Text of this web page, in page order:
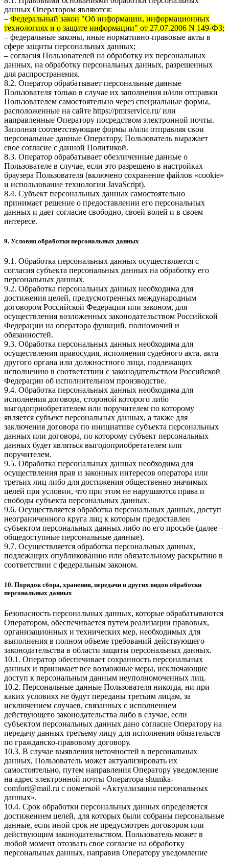
данных Оператором являются:
– Федеральный закон "Об информации, информационных
технологиях и о защите информации" от 27.07.2006 N 149-ФЗ;
– федеральные законы, иные нормативно-правовые акты в
сфере защиты персональных данных;
– согласия Пользователей на обработку их персональных
данных, на обработку персональных данных, разрешенных
для распространения.
8.2. Оператор обрабатывает персональные данные
Пользователя только в случае их заполнения и/или отправки
Пользователем самостоятельно через специальные формы,
расположенные на сайте https://pmrservice.ru/или
направленные Оператору посредством электронной почты.
Заполняя соответствующие формы и/или отправляя свои
персональные данные Оператору, Пользователь выражает
свое согласие с данной Политикой.
8.3. Оператор обрабатывает обезличенные данные о
Пользователе в случае, если это разрешено в настройках
браузера Пользователя (включено сохранение файлов «cookie»
и использование технологии JavaScript).
8.4. Субъект персональных данных самостоятельно
принимает решение о предоставлении его персональных
данных и дает согласие свободно, своей волей и в своем
интересе.
9. Условия обработки персональных данных
9.1. Обработка персональных данных осуществляется с
согласия субъекта персональных данных на обработку его
персональных данных.
9.2. Обработка персональных данных необходима для
достижения целей, предусмотренных международным
договором Российской Федерации или законом, для
осуществления возложенных законодательством Российской
Федерации на оператора функций, полномочий и
обязанностей.
9.3. Обработка персональных данных необходима для
осуществления правосудия, исполнения судебного акта, акта
другого органа или должностного лица, подлежащих
исполнению в соответствии с законодательством Российской
Федерации об исполнительном производстве.
9.4. Обработка персональных данных необходима для
исполнения договора, стороной которого либо
выгодоприобретателем или поручителем по которому
является субъект персональных данных, а также для
заключения договора по инициативе субъекта персональных
данных или договора, по которому субъект персональных
данных будет являться выгодоприобретателем или
поручителем.
9.5. Обработка персональных данных необходима для
осуществления прав и законных интересов оператора или
третьих лиц либо для достижения общественно значимых
целей при условии, что при этом не нарушаются права и
свободы субъекта персональных данных.
9.6. Осуществляется обработка персональных данных, доступ
неограниченного круга лиц к которым предоставлен
субъектом персональных данных либо по его просьбе (далее –
общедоступные персональные данные).
9.7. Осуществляется обработка персональных данных,
подлежащих опубликованию или обязательному раскрытию в
соответствии с федеральным законом.
10. Порядок сбора, хранения, передачи и других видов обработки
персональных данных
Безопасность персональных данных, которые обрабатываются
Оператором, обеспечивается путем реализации правовых,
организационных и технических мер, необходимых для
выполнения в полном объеме требований действующего
законодательства в области защиты персональных данных.
10.1. Оператор обеспечивает сохранность персональных
данных и принимает все возможные меры, исключающие
доступ к персональным данным неуполномоченных лиц.
10.2. Персональные данные Пользователя никогда, ни при
каких условиях не будут переданы третьим лицам, за
исключением случаев, связанных с исполнением
действующего законодательства либо в случае, если
субъектом персональных данных дано согласие Оператору на
передачу данных третьему лицу для исполнения обязательств
по гражданско-правовому договору.
10.3. В случае выявления неточностей в персональных
данных, Пользователь может актуализировать их
самостоятельно, путем направления Оператору уведомление
на адрес электронной почты Оператора shumka-
comfort@mail.ru с пометкой «Актуализация персональных
данных».
10.4. Срок обработки персональных данных определяется
достижением целей, для которых были собраны персональные
данные, если иной срок не предусмотрен договором или
действующим законодательством. Пользователь может в
любой момент отозвать свое согласие на обработку
персональных данных, направив Оператору уведомление